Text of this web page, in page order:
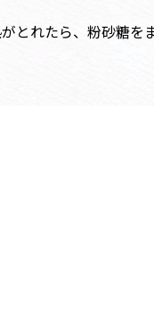
とれたら、粉砂糖を